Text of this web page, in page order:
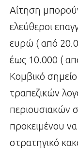
Αίτηση
ελεύθεροι
ευρώ ( από
έως 10.000 (
Κομβικό
τραπεζικών
περιουσιακών
προκειμένου να
στρατηγικό